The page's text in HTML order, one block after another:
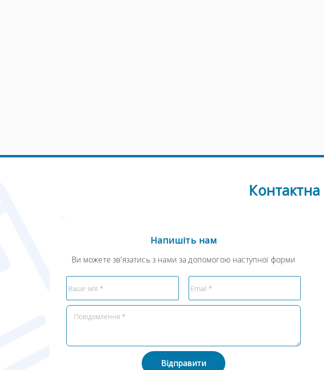
Контактна
Напишіть нам
Ви можете зв'язатись з нами за допомогою наступної форми
Відправити